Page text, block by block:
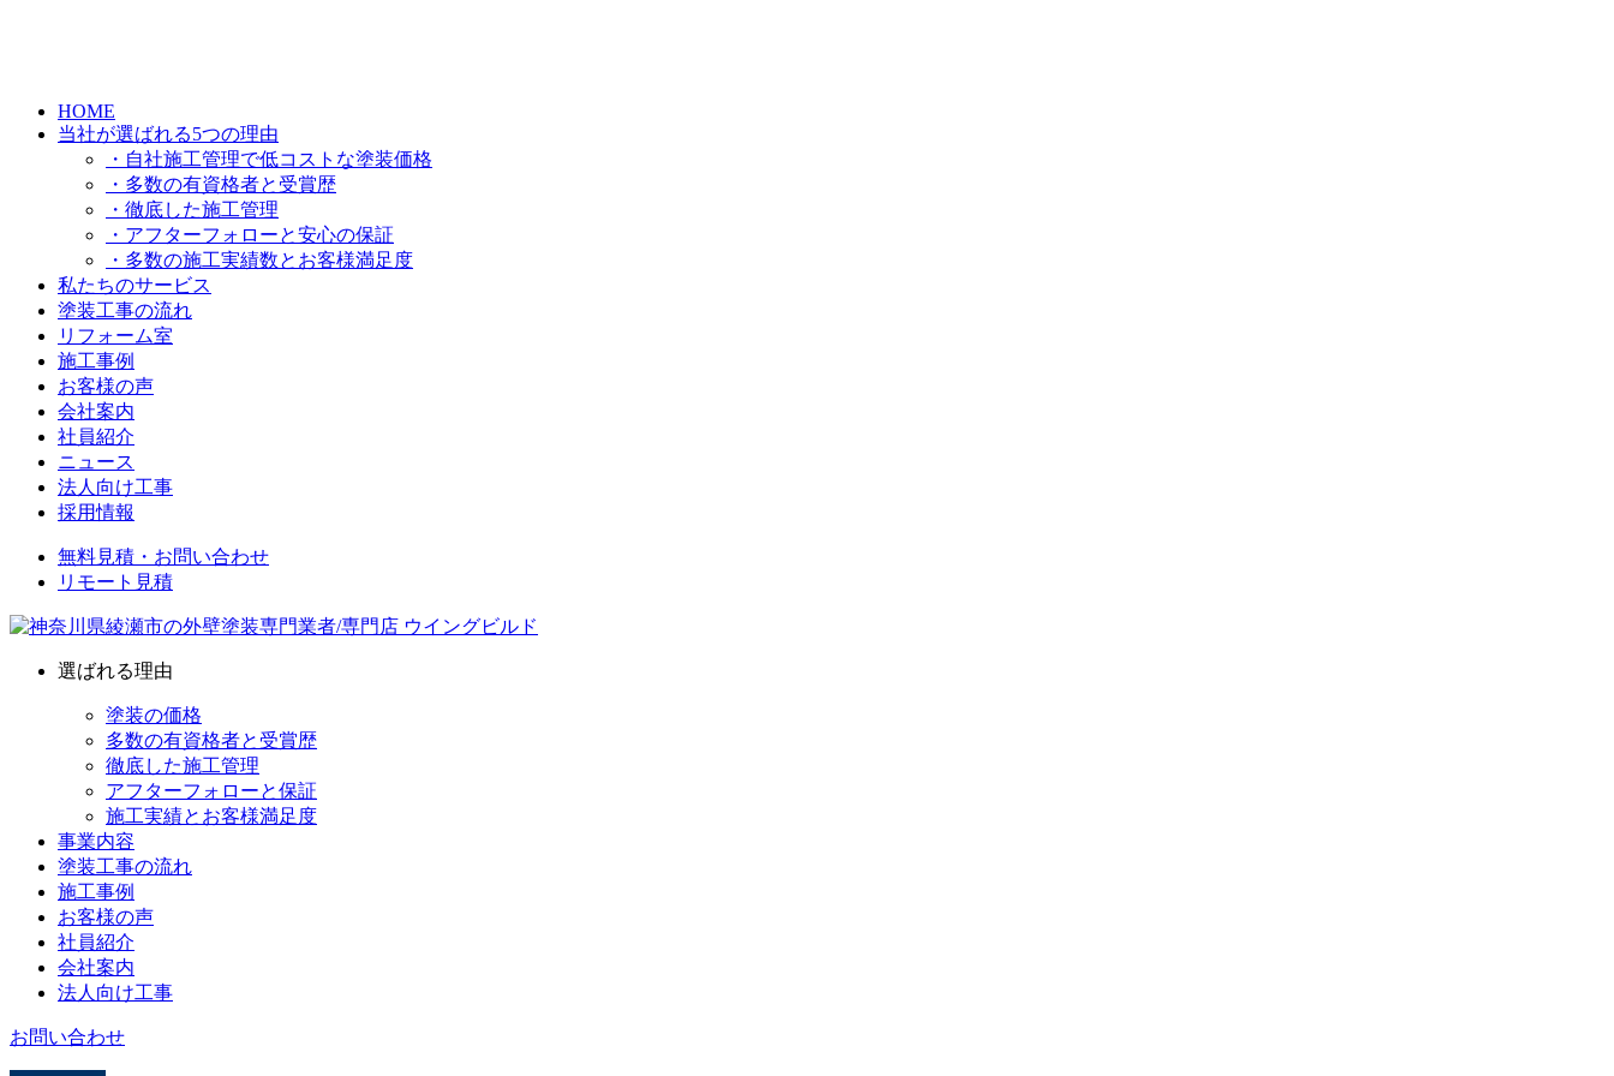
HOME
当社が選ばれる5つの理由
・自社施工管理で低コストな塗装価格
・多数の有資格者と受賞歴
・徹底した施工管理
・アフターフォローと安心の保証
・多数の施工実績数とお客様満足度
私たちのサービス
塗装工事の流れ
リフォーム室
施工事例
お客様の声
会社案内
社員紹介
ニュース
法人向け工事
採用情報
無料見積・お問い合わせ
リモート見積
選ばれる理由
塗装の価格
多数の有資格者と受賞歴
徹底した施工管理
アフターフォローと保証
施工実績とお客様満足度
事業内容
塗装工事の流れ
施工事例
お客様の声
社員紹介
会社案内
法人向け工事
お問い合わせ